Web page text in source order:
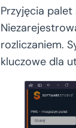
Przyjęcia
rozliczaniem.
kluczowe dla